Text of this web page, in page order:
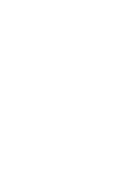
أبلغت إسرائيل بأنها
على إيران
موسى